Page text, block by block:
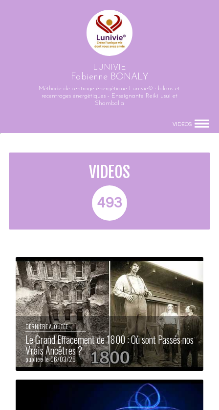
LUNIVIE
Fabienne BONALY
Méthode de centrage énergétique Lunivie© : bilans et
recentrages énergétiques - Enseignante Reiki usui et
Shamballa
VIDÉOS
VIDÉOS
493
DERNIÈRE AJOUTÉE
Le Grand Effacement de 1800 : Où sont Passés nos
Vrais Ancêtres ?
publiée le 06/03/26